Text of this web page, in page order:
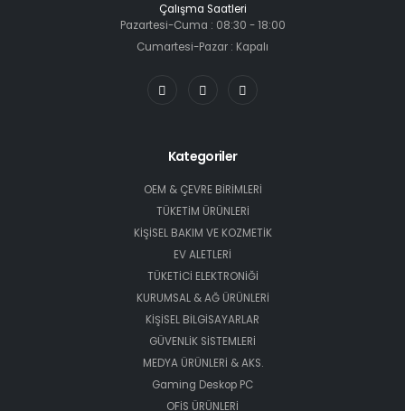
Çalışma Saatleri
Pazartesi-Cuma : 08:30 - 18:00
Cumartesi-Pazar : Kapalı
Kategoriler
OEM & ÇEVRE BİRİMLERİ
TÜKETİM ÜRÜNLERİ
KİŞİSEL BAKIM VE KOZMETİK
EV ALETLERİ
TÜKETİCİ ELEKTRONİĞİ
KURUMSAL & AĞ ÜRÜNLERİ
KİŞİSEL BİLGİSAYARLAR
GÜVENLİK SİSTEMLERİ
MEDYA ÜRÜNLERİ & AKS.
Gaming Deskop PC
OFİS ÜRÜNLERİ